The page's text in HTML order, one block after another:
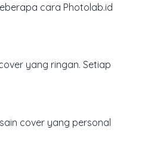
cara Photolab.id
yang ringan. Setiap
cover yang personal